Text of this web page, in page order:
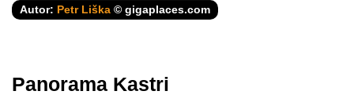
Autor: Petr Liška © gigaplaces.com
Panorama Kastri